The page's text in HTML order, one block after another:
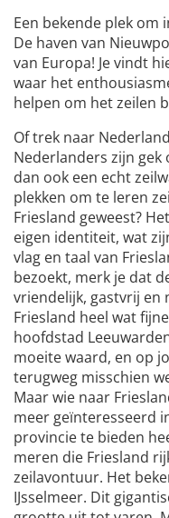
Een bekende plek om
De haven van
van Europa! Je vindt
waar het
helpen om het zeilen
Of trek naar
Nederlanders zijn
dan ook een echt
plekken om te leren
Friesland geweest?
eigen identiteit, wat
vlag en taal van
bezoekt, merk je dat
vriendelijk, gastvrij en
Friesland heel wat
hoofdstad
moeite waard, en op
terugweg misschien
Maar wie naar
meer geïnteresseerd
provincie te bieden
meren die Friesland
zeilavontuur. Het
IJsselmeer. Dit